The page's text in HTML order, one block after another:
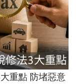
重點 防堵惡意